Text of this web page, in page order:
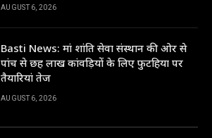
AUGUST 6, 2026
Basti News: मां शांति सेवा संस्थान की ओर से
पांच से छह लाख कांवड़ियों के लिए फुटहिया पर
तैयारियां तेज
AUGUST 6, 2026